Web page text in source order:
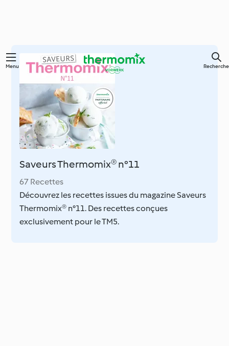
Skip
Menu Recherche
Saveurs Thermomix® n°11
67 Recettes
Découvrez les recettes issues du magazine Saveurs
Thermomix® n°11. Des recettes conçues
exclusivement pour le TM5.